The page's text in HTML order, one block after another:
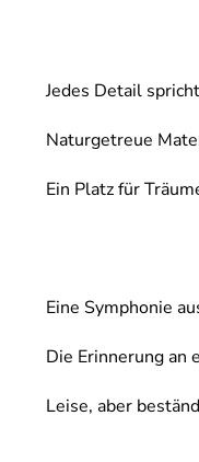
Jedes Detail
Naturgetreue
Ein Platz für
Eine Symphonie
Die Erinnerung an
Leise, aber